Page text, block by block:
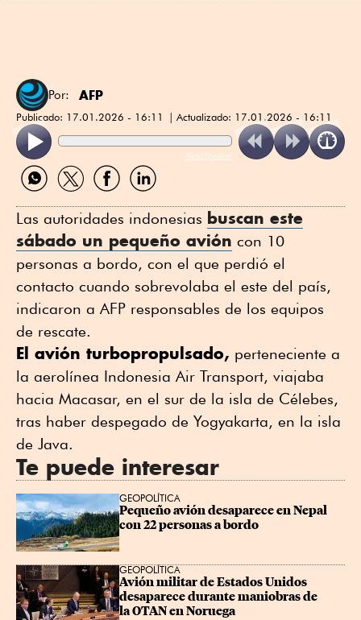
Por: AFP
Publicado: 17.01.2026 - 16:11 Actualizado: 17.01.2026 - 16:11
ReadSpeaker
Compartir
por
Compartir
por
Compartir
por
Compartir
por
Las autoridades indonesias buscan este
sábado un pequeño avión con 10
personas a bordo, con el que perdió el
contacto cuando sobrevolaba el este del país,
indicaron a AFP responsables de los equipos
de rescate.
El avión turbopropulsado, perteneciente a
la aerolínea Indonesia Air Transport, viajaba
hacia Macasar, en el sur de la isla de Célebes,
tras haber despegado de Yogyakarta, en la isla
de Java.
Te puede interesar
GEOPOLÍTICA
Pequeño avión desaparece en Nepal
con 22 personas a bordo
GEOPOLÍTICA
Avión militar de Estados Unidos
desaparece durante maniobras de
la OTAN en Noruega